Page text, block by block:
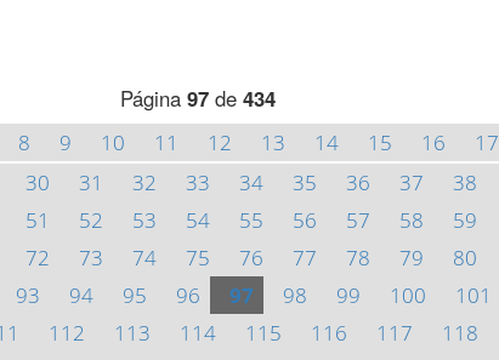
Página 97 de 434
8 9 10 11 12 13 14 15 16 17
30 31 32 33 34 35 36 37 38
51 52 53 54 55 56 57 58 59
72 73 74 75 76 77 78 79 80
93 94 95 96 97 98 99 100 101
112 113 114 115 116 117 118